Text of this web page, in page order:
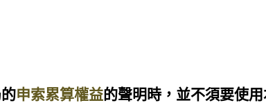
申索累算權益的聲明時，並不須要使